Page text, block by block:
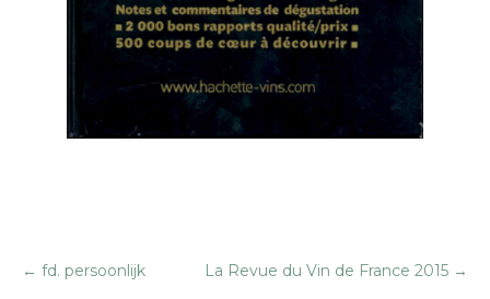
← fd. persoonlijk La Revue du Vin de France 2015 →